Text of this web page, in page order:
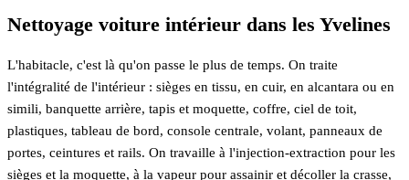
Nettoyage voiture intérieur dans les Yvelines
L'habitacle, c'est là qu'on passe le plus de temps. On traite
l'intégralité de l'intérieur : sièges en tissu, en cuir, en alcantara ou en
simili, banquette arrière, tapis et moquette, coffre, ciel de toit,
plastiques, tableau de bord, console centrale, volant, panneaux de
portes, ceintures et rails. On travaille à l'injection-extraction pour les
sièges et la moquette, à la vapeur pour assainir et décoller la crasse,